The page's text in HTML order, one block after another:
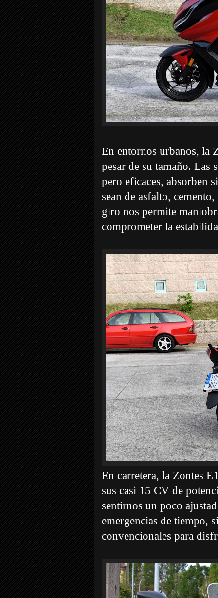
En entornos urbanos, la
pesar de su tamaño. Las
pero eficaces, absorben
sean de asfalto,
giro nos permite
comprometer la
En carretera, la Zontes
sus casi 15 CV de
sentirnos un poco
emergencias de tiempo,
convencionales para